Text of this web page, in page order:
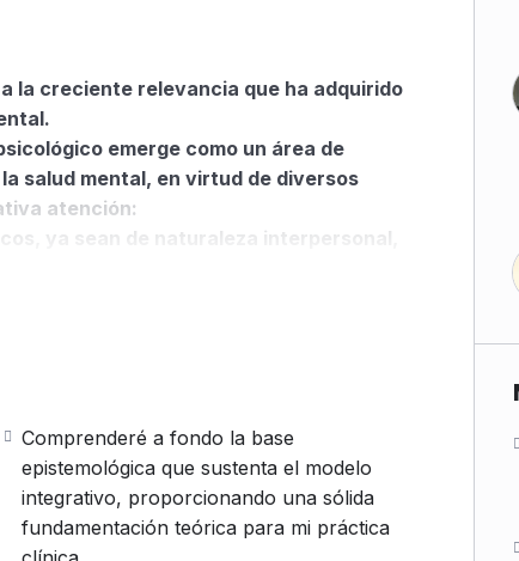
la creciente relevancia que ha adquirido
emerge como un área de
salud mental, en virtud de diversos
atención:
ya sean de naturaleza interpersonal,
adversas en la infancia, ha
y abordar esta realidad
trastornos psicológicos, como el
trastornos relacionados, subrayan la
y manifestaciones del
Comprenderé a fondo la base
epistemológica que sustenta el modelo
integrativo, proporcionando una sólida
fundamentación teórica para mi práctica